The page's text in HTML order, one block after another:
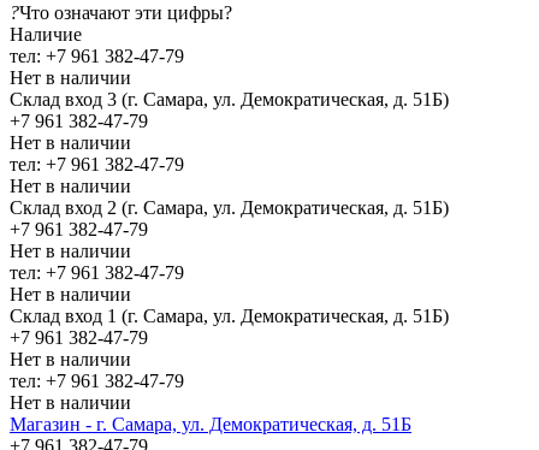
?Что означают эти цифры?
Наличие
тел: +7 961 382-47-79
Нет в наличии
Склад вход 3 (г. Самара, ул. Демократическая, д. 51Б)
+7 961 382-47-79
Нет в наличии
тел: +7 961 382-47-79
Нет в наличии
Склад вход 2 (г. Самара, ул. Демократическая, д. 51Б)
+7 961 382-47-79
Нет в наличии
тел: +7 961 382-47-79
Нет в наличии
Склад вход 1 (г. Самара, ул. Демократическая, д. 51Б)
+7 961 382-47-79
Нет в наличии
тел: +7 961 382-47-79
Нет в наличии
Магазин - г. Самара, ул. Демократическая, д. 51Б
+7 961 382-47-79